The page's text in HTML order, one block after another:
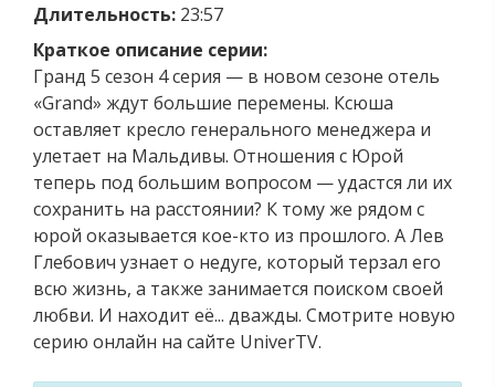
Длительность: 23:57
Краткое описание серии:
Гранд 5 сезон 4 серия — в новом сезоне отель
«Grand» ждут большие перемены. Ксюша
оставляет кресло генерального менеджера и
улетает на Мальдивы. Отношения с Юрой
теперь под большим вопросом — удастся ли их
сохранить на расстоянии? К тому же рядом с
юрой оказывается кое-кто из прошлого. А Лев
Глебович узнает о недуге, который терзал его
всю жизнь, а также занимается поиском своей
любви. И находит её... дважды. Смотрите новую
серию онлайн на сайте UniverTV.